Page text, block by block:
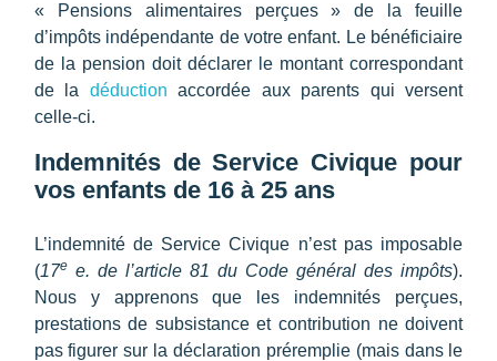
« Pensions alimentaires perçues » de la feuille
d’impôts indépendante de votre enfant. Le bénéficiaire
de la pension doit déclarer le montant correspondant
de la déduction accordée aux parents qui versent
celle-ci.
Indemnités de Service Civique pour
vos enfants de 16 à 25 ans
L’indemnité de Service Civique n’est pas imposable
(17ee. de l’article 81 du Code général des impôts).
Nous y apprenons que les indemnités perçues,
prestations de subsistance et contribution ne doivent
pas figurer sur la déclaration préremplie (mais dans le